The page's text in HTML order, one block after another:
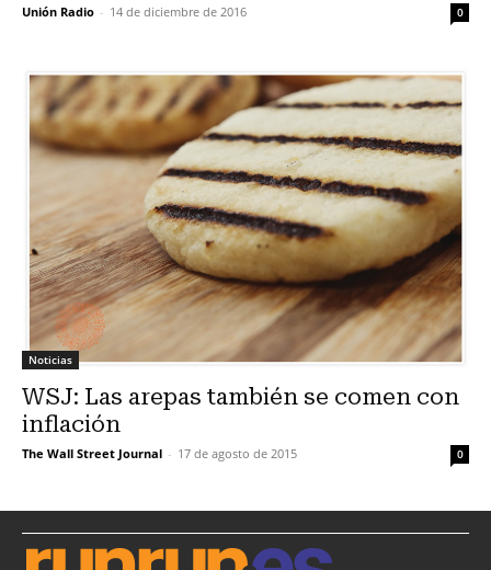
Unión Radio - 14 de diciembre de 2016 0
Noticias
WSJ: Las arepas también se comen con
inflación
The Wall Street Journal - 17 de agosto de 2015 0